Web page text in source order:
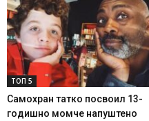
ТОП 5
Самохран татко посвоил 13-
годишно момче напуштено